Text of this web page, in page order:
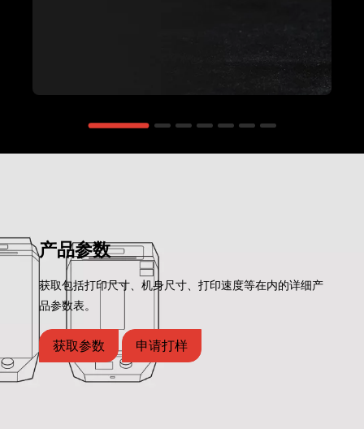
产品参数
获取包括打印尺寸、机身尺寸、打印速度等在内的详细产
品参数表。
获取参数 申请打样